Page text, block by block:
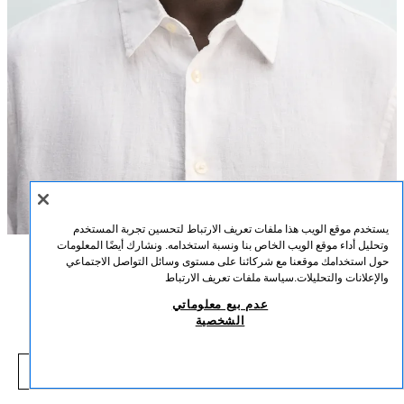
الوصف التركيبالقياسات
فضي 2907/302/808
نظارة شمسية معدنية مربعة
BHD
يستخدم موقع الويب هذا ملفات تعريف الارتباط لتحسين تجربة المستخدم
وتحليل أداء موقع الويب الخاص بنا ونسبة استخدامه. ونشارك أيضًا المعلومات
حول استخدامك موقعنا مع شركائنا على مستوى وسائل التواصل الاجتماعي
والإعلانات والتحليلات.سياسة ملفات تعريف الارتباط
عدم بيع معلوماتي
الشخصية